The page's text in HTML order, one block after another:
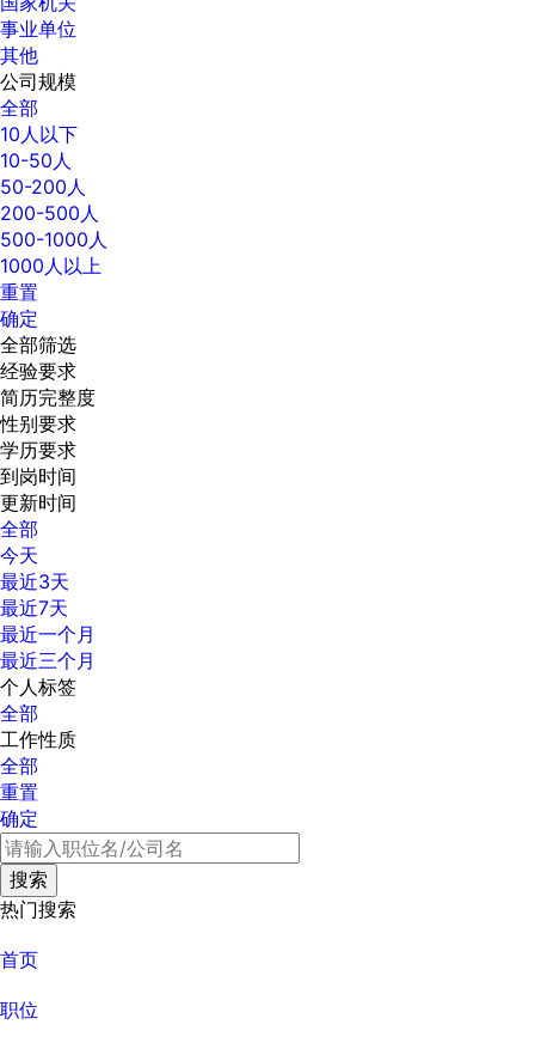
事业单位
其他
公司规模
全部
10人以下
10-50人
50-200人
200-500人
500-1000人
1000人以上
重置
确定
全部筛选
经验要求
简历完整度
性别要求
学历要求
到岗时间
更新时间
全部
今天
最近3天
最近7天
最近一个月
最近三个月
个人标签
全部
工作性质
全部
重置
确定
热门搜索
首页
职位